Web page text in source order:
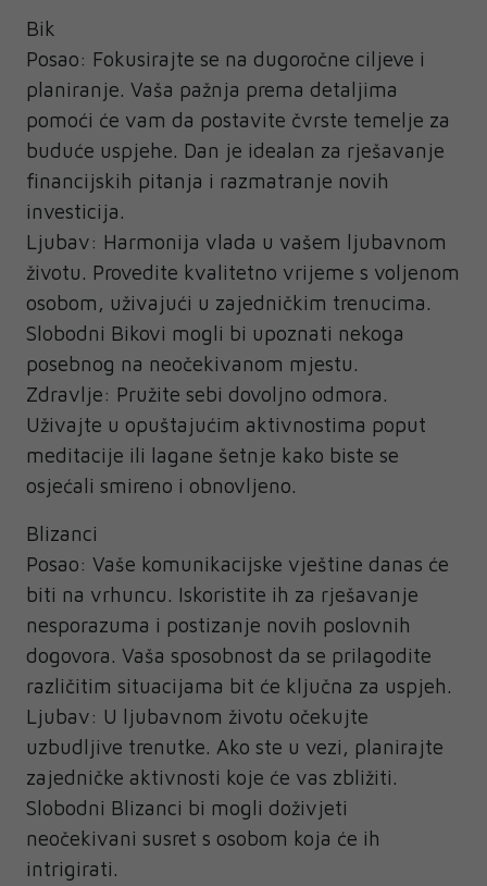
Bik
Posao: Fokusirajte se na dugoročne ciljeve i
planiranje. Vaša pažnja prema detaljima
pomoći će vam da postavite čvrste temelje za
buduće uspjehe. Dan je idealan za rješavanje
financijskih pitanja i razmatranje novih
investicija.
Ljubav: Harmonija vlada u vašem ljubavnom
životu. Provedite kvalitetno vrijeme s voljenom
osobom, uživajući u zajedničkim trenucima.
Slobodni Bikovi mogli bi upoznati nekoga
posebnog na neočekivanom mjestu.
Zdravlje: Pružite sebi dovoljno odmora.
Uživajte u opuštajućim aktivnostima poput
meditacije ili lagane šetnje kako biste se
osjećali smireno i obnovljeno.
Blizanci
Posao: Vaše komunikacijske vještine danas će
biti na vrhuncu. Iskoristite ih za rješavanje
nesporazuma i postizanje novih poslovnih
dogovora. Vaša sposobnost da se prilagodite
različitim situacijama bit će ključna za uspjeh.
Ljubav: U ljubavnom životu očekujte
uzbudljive trenutke. Ako ste u vezi, planirajte
zajedničke aktivnosti koje će vas zbližiti.
Slobodni Blizanci bi mogli doživjeti
neočekivani susret s osobom koja će ih
intrigirati.